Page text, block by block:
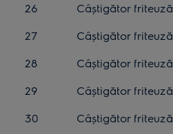
26
Câștigător friteuză
27
Câștigător friteuză
28
Câștigător friteuză
29
Câștigător friteuză
30
Câștigător friteuză